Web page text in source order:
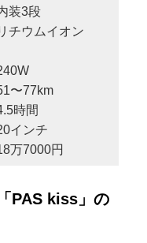
3段
ムイオン
間
ンチ
円
PAS kiss」の